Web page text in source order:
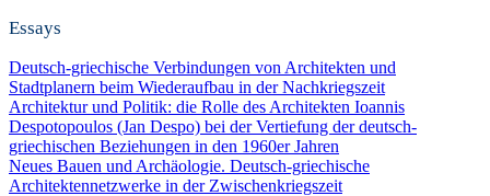
Essays
Deutsch-griechische Verbindungen von Architekten und
Stadtplanern beim Wiederaufbau in der Nachkriegszeit
Architektur und Politik: die Rolle des Architekten Ioannis
Despotopoulos (Jan Despo) bei der Vertiefung der deutsch-
griechischen Beziehungen in den 1960er Jahren
Neues Bauen und Archäologie. Deutsch-griechische
Architektennetzwerke in der Zwischenkriegszeit